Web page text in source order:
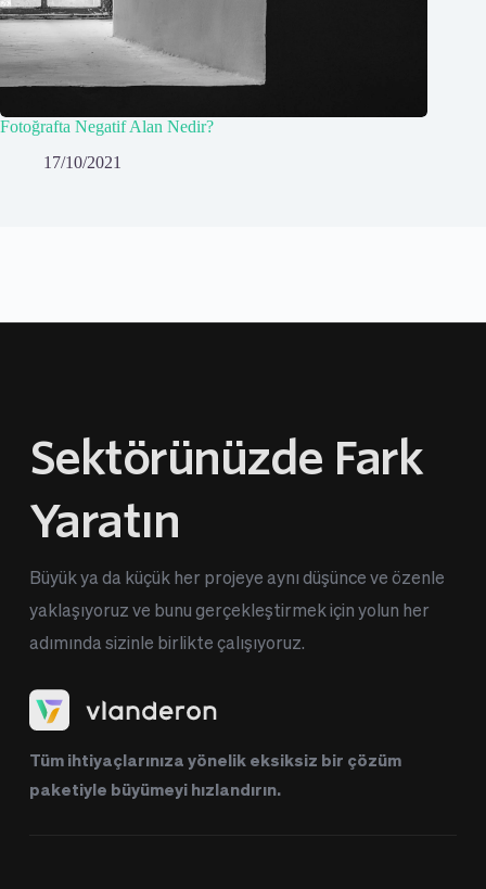
Fotoğrafta Negatif Alan Nedir?
17/10/2021
Sektörünüzde Fark
Yaratın
Büyük ya da küçük her projeye aynı düşünce ve özenle
yaklaşıyoruz ve bunu gerçekleştirmek için yolun her
adımında sizinle birlikte çalışıyoruz.
Tüm ihtiyaçlarınıza yönelik eksiksiz bir çözüm
paketiyle büyümeyi hızlandırın.